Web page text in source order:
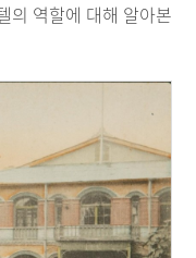
의 역할에 대해 알아본